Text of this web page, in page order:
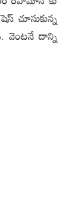
చూసుకున్న
వెంటనే దాన్ని